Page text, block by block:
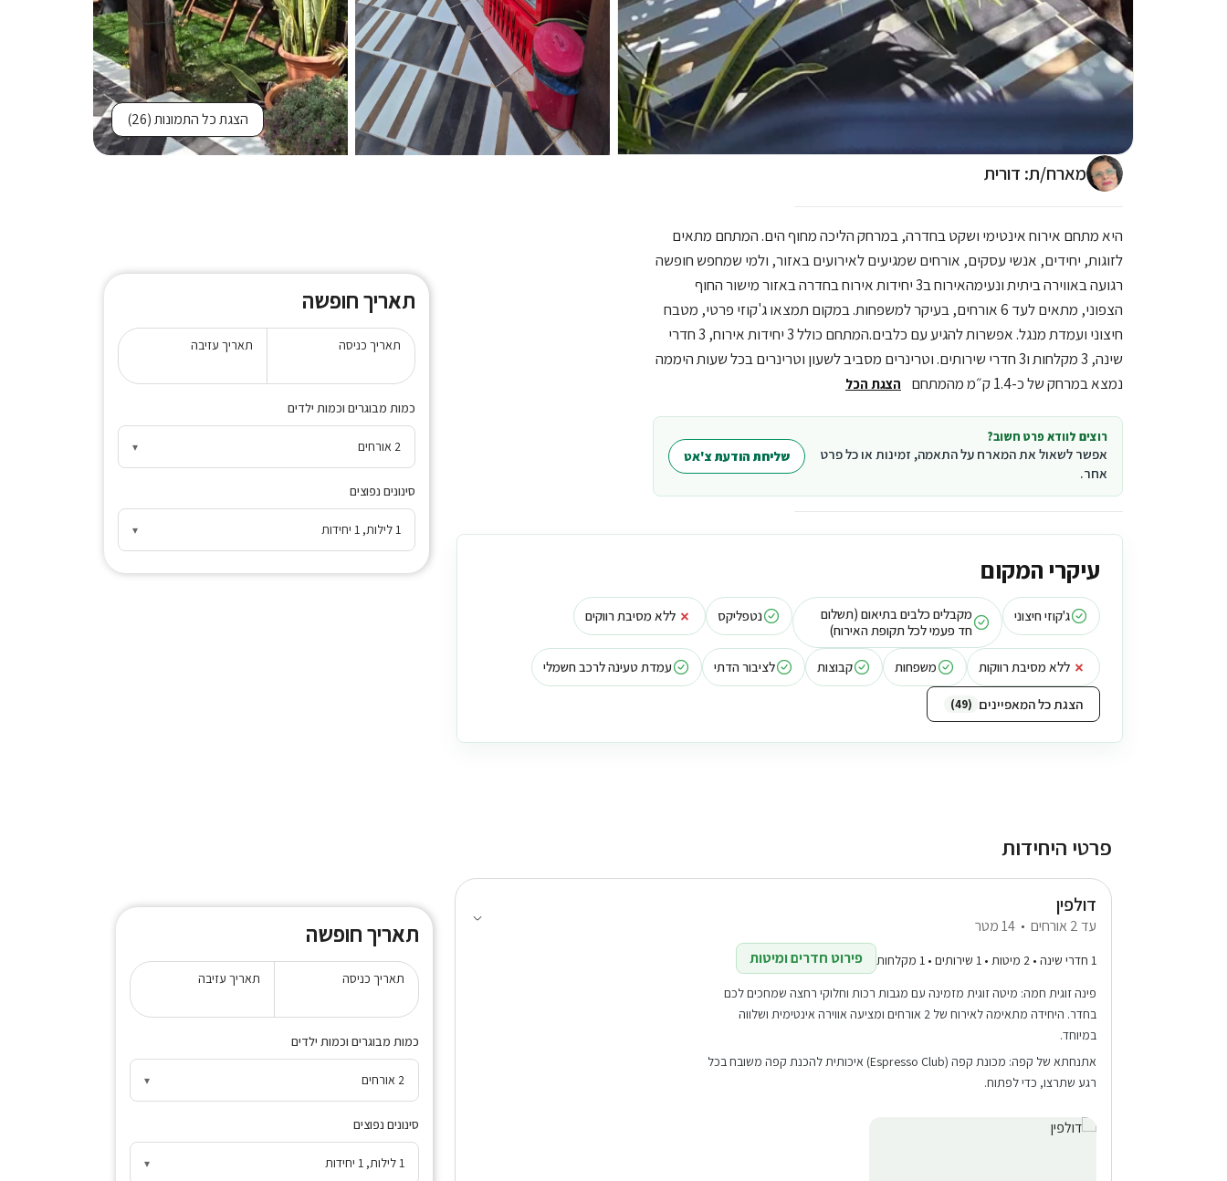
הצגת כל התמונות(26)
מארח/ת: דורית
היא מתחם אירוח אינטימי ושקט בחדרה, במרחק הליכה מחוף הים. המתחם מתאים
לזוגות, יחידים, אנשי עסקים, אורחים שמגיעים לאירועים באזור, ולמי שמחפש חופשה
רגועה באווירה ביתית ונעימה
אירוח ב3 יחידות אירוח בחדרה באזור מישור החוף
הצפוני, מתאים לעד 6 אורחים, בעיקר למשפחות. במקום תמצאו ג'קוזי פרטי, מטבח
חיצוני ועמדת מנגל. אפשרות להגיע עם כלבים.
המתחם כולל 3 יחידות אירוח, 3 חדרי
שינה, 3 מקלחות ו3 חדרי שירותים. וטרינרים מסביב לשעון וטרינרים בכל שעות היממה
נמצא במרחק של כ-1.4 ק״מ מהמתחם
הצגת הכל
רוצים לוודא פרט חשוב?
אפשר לשאול את המארח על התאמה, זמינות או כל פרט
אחר.
שליחת הודעת צ'אט
עיקרי המקום
ג'קוזי חיצוני
מקבלים כלבים בתיאום (תשלום
חד פעמי לכל תקופת האירוח)
נטפליקס × ללא מסיבת רווקים
× ללא מסיבת רווקות משפחות קבוצות לציבור הדתי עמדת טעינה לרכב חשמלי
הצגת כל המאפיינים 49
תאריך חופשה
תאריך כניסה תאריך עזיבה
כמות מבוגרים וכמות ילדים
2 אורחים ▾
סינונים נפוצים
1 לילות, 1 יחידות ▾
פרטי היחידות
דולפין
עד 2 אורחים 14 מטר
1 חדרי שינה • 2 מיטות • 1 שירותים • 1 מקלחות פירוט חדרים ומיטות
פינה זוגית חמה: מיטה זוגית מזמינה עם מגבות רכות וחלוקי רחצה שמחכים לכם
בחדר. היחידה מתאימה לאירוח של 2 אורחים ומציעה אווירה אינטימית ושלווה
במיוחד.
אתנחתא של קפה: מכונת קפה (Espresso Club) איכותית להכנת קפה משובח בכל
רגע שתרצו, כדי לפתוח.
תאריך חופשה
תאריך כניסה תאריך עזיבה
כמות מבוגרים וכמות ילדים
2 אורחים ▾
סינונים נפוצים
1 לילות, 1 יחידות ▾